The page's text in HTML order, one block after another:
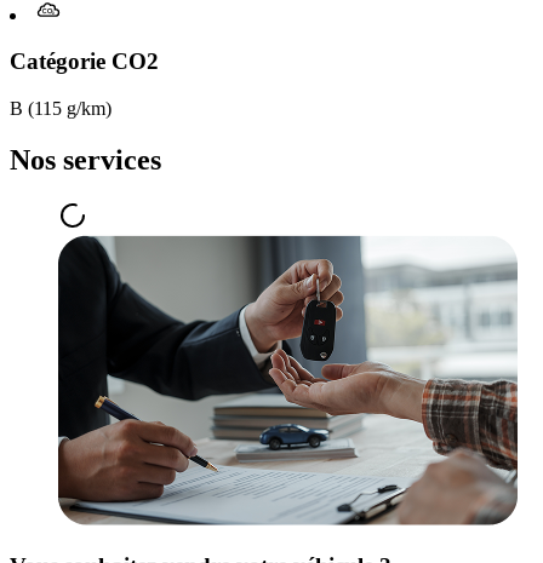
Catégorie CO2
B (115 g/km)
Nos services